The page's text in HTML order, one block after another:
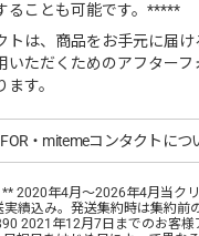
ることも可能です。*****
トは、商品をお手元に届
いただくためのアフターフ
す。
・mitemeコンタクトにつ
2020年4月～2026年4月当ク
績込み。発送集約時は集約前
2021年12月7日までのお客様